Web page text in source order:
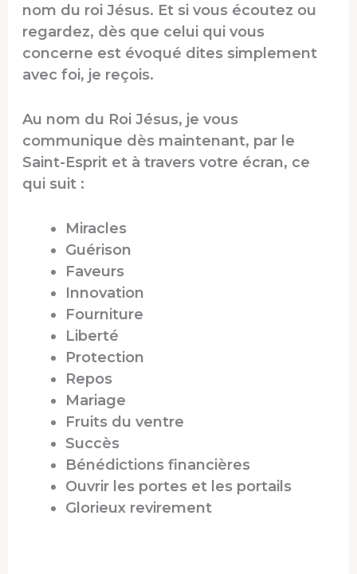
nom du roi Jésus. Et si vous écoutez ou
regardez, dès que celui qui vous
concerne est évoqué dites simplement
avec foi, je reçois.
Au nom du Roi Jésus, je vous
communique dès maintenant, par le
Saint-Esprit et à travers votre écran, ce
qui suit :
Miracles
Guérison
Faveurs
Innovation
Fourniture
Liberté
Protection
Repos
Mariage
Fruits du ventre
Succès
Bénédictions financières
Ouvrir les portes et les portails
Glorieux revirement